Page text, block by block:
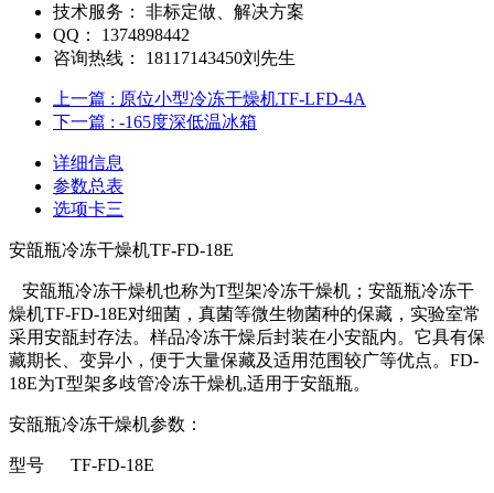
技术服务：
非标定做、解决方案
QQ：
1374898442
咨询热线：
18117143450刘先生
上一篇 : 原位小型冷冻干燥机TF-LFD-4A
下一篇 : -165度深低温冰箱
详细信息
参数总表
选项卡三
安瓿瓶冷冻干燥机TF-FD-18E
安瓿瓶冷冻干燥机也称为T型架冷冻干燥机；安瓿瓶冷冻干
燥机TF-FD-18E对细菌，真菌等微生物菌种的保藏，实验室常
采用安瓿封存法。样品冷冻干燥后封装在小安瓿内。它具有保
藏期长、变异小，便于大量保藏及适用范围较广等优点。FD-
18E为T型架多歧管冷冻干燥机,适用于安瓿瓶。
安瓿瓶冷冻干燥机参数：
型号 TF-FD-18E